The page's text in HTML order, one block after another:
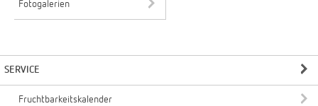
Fotogalerien
SERVICE
Fruchtbarkeitskalender